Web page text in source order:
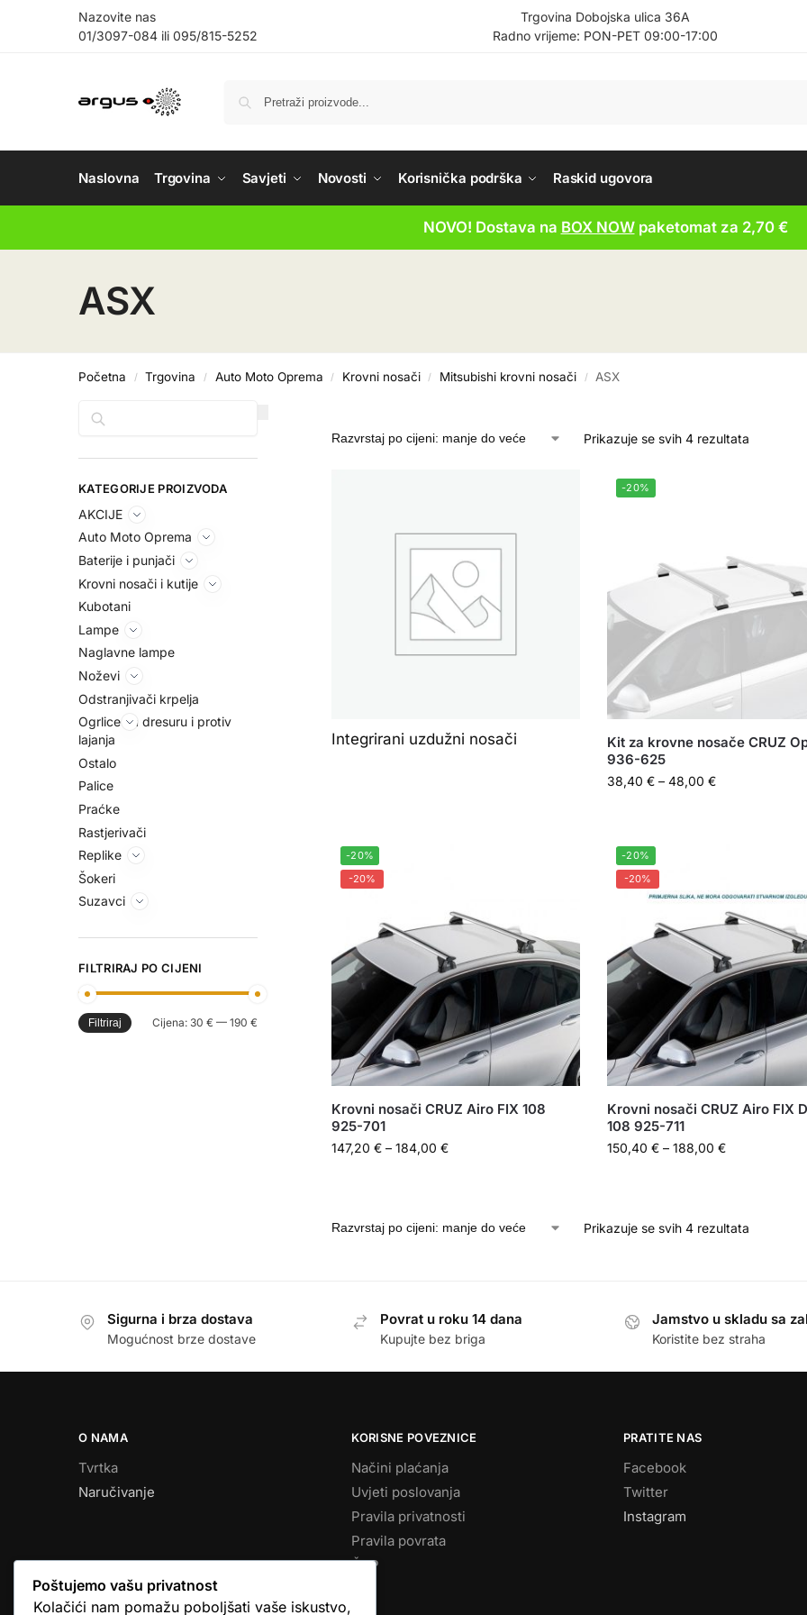
Nazovite nas
01/3097-084 ili 095/815-5252
Trgovina Dobojska ulica 36A
Radno vrijeme: PON-PET 09:00-17:00
Naslovna Trgovina Savjeti Novosti Korisnička podrška Raskid ugovora
NOVO! Dostava na BOX NOWpaketomat za 2,70 €
ASX
Početna / Trgovina / Auto Moto Oprema / Krovni nosači / Mitsubishi krovni nosači / ASX
Prikazuje se svih 4 rezultata
Integrirani uzdužni nosači
-20%
Kit za krovne nosače CRUZ
936-625
38,40 € – 48,00 €
-20%
-20%
Krovni nosači CRUZ Airo FIX 108
925-701
147,20 € – 184,00 €
-20%
-20%
Krovni nosači CRUZ Airo FIX
108 925-711
150,40 € – 188,00 €
Prikazuje se svih 4 rezultata
KATEGORIJE PROIZVODA
AKCIJE
Auto Moto Oprema
Baterije i punjači
Krovni nosači i kutije
Kubotani
Lampe
Naglavne lampe
Noževi
Odstranjivači krpelja
Ogrlice za dresuru i protiv
lajanja
Ostalo
Palice
Praćke
Rastjerivači
Replike
Šokeri
Suzavci
FILTRIRAJ PO CIJENI
Filtriraj Cijena: 30 € — 190 €
Sigurna i brza dostava
Mogućnost brze dostave
Povrat u roku 14 dana
Kupujte bez briga
Jamstvo u skladu sa
Koristite bez straha
O NAMA
Tvrtka
Naručivanje
KORISNE POVEZNICE
Načini plaćanja
Uvjeti poslovanja
Pravila privatnosti
Pravila povrata
ČPP
PRATITE NAS
Facebook
Twitter
Instagram
Poštujemo vašu privatnost
Kolačići nam pomažu poboljšati vaše iskustvo,